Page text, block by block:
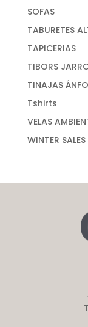
SOFAS
TABURETES
TAPICERIAS
TIBORS
TINAJAS
Tshirts
VELAS
WINTER SALES